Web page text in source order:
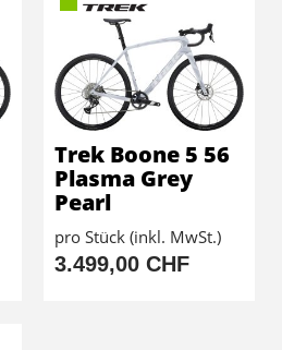
Trek Boone 5 56
Plasma Grey
Pearl
pro Stück (inkl. MwSt.)
3.499,00 CHF